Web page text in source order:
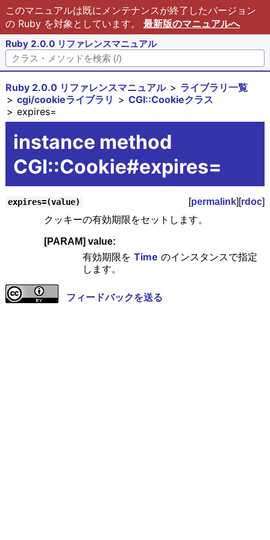
このマニュアルは既にメンテナンスが終了したバージョン
の Ruby を対象としています。 最新版のマニュアルへ
Ruby 2.0.0 リファレンスマニュアル
Ruby 2.0.0 リファレンスマニュアル
ライブラリ一覧
cgi/cookieライブラリ
CGI::Cookieクラス
expires=
instance method
CGI::Cookie#expires=
expires=(value) [permalink][rdoc]
クッキーの有効期限をセットします。
[PARAM] value:
有効期限を Time のインスタンスで指定
します。
フィードバックを送る